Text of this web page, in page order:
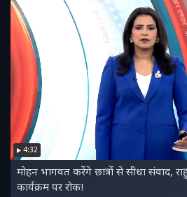
4:32
मोहन भागवत करेंगे छात्रों से सीधा संवाद,
कार्यक्रम पर रोक!